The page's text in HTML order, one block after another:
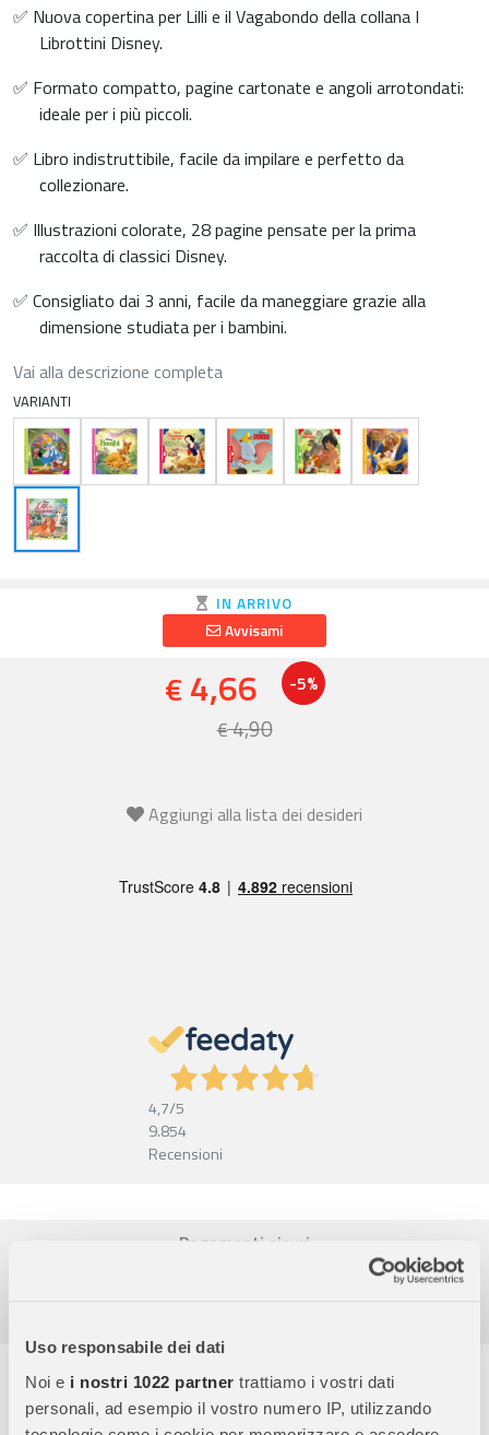
Uso responsabile dei dati
Noi e i nostri 1022 partner trattiamo i vostri dati
personali, ad esempio il vostro numero IP, utilizzando
✅ Nuova copertina per Lilli e il Vagabondo della collana I
Librottini Disney.
✅ Formato compatto, pagine cartonate e angoli arrotondati:
ideale per i più piccoli.
✅ Libro indistruttibile, facile da impilare e perfetto da
collezionare.
✅ Illustrazioni colorate, 28 pagine pensate per la prima
raccolta di classici Disney.
✅ Consigliato dai 3 anni, facile da maneggiare grazie alla
dimensione studiata per i bambini.
Vai alla descrizione completa
VARIANTI
IN ARRIVO
Avvisami
€ 4,66 -5%
€4,90
Aggiungi alla lista dei desideri
4,7/5
9.854
Recensioni
Pagamenti sicuri
Descrizione completa
Una nuova grafica di copertina per il Librottino Disney Lilli e il